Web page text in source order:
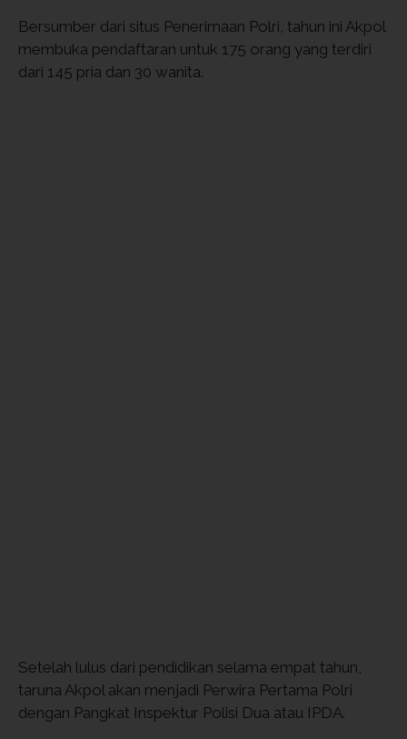
Bersumber dari situs Penerimaan Polri, tahun ini Akpol
membuka pendaftaran untuk 175 orang yang terdiri
dari 145 pria dan 30 wanita.
Setelah lulus dari pendidikan selama empat tahun,
taruna Akpol akan menjadi Perwira Pertama Polri
dengan Pangkat Inspektur Polisi Dua atau IPDA.